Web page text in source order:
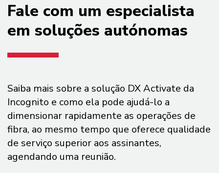
Fale com um especialista
em soluções autónomas
Saiba mais sobre a solução DX Activate da
Incognito e como ela pode ajudá-lo a
dimensionar rapidamente as operações de
fibra, ao mesmo tempo que oferece qualidade
de serviço superior aos assinantes,
agendando uma reunião.